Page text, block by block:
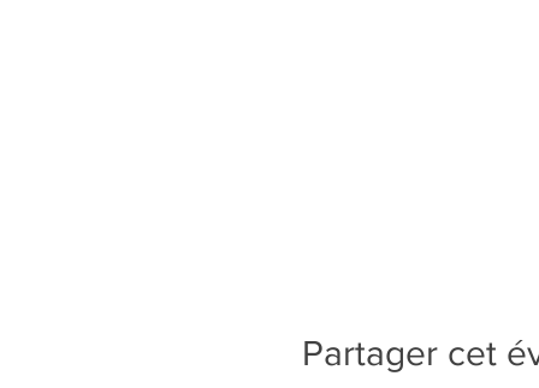
Partager cet